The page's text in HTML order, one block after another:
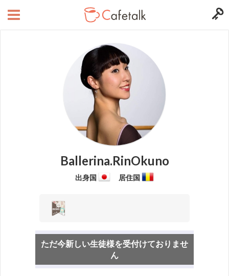
Ballerina.RinOkuno
出身国 居住国
ただ今新しい生徒様を受付けておりませ
ん